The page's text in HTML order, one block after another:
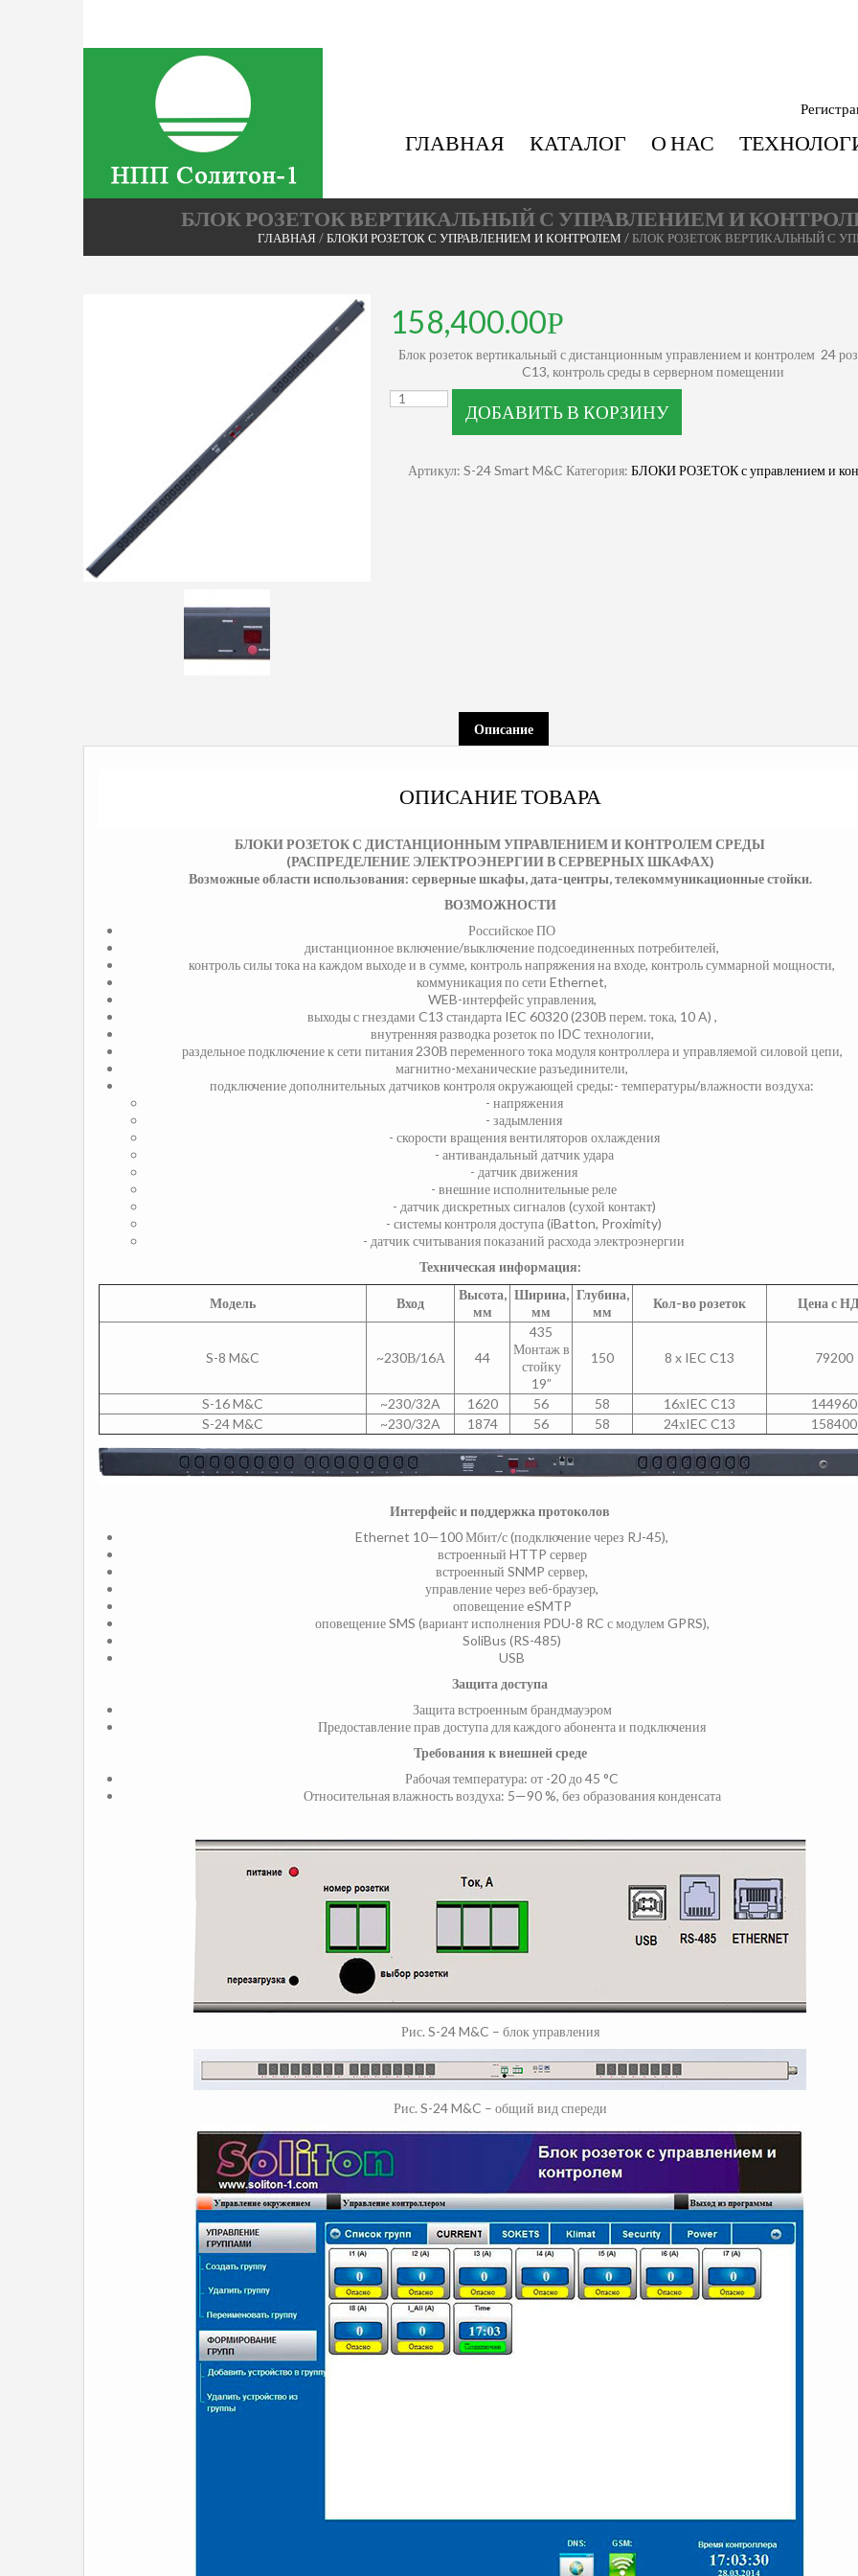
ГЛАВНАЯ КАТАЛОГ О НАС
БЛОК РОЗЕТОК ВЕРТИКАЛЬНЫЙ С УПРАВЛЕНИЕМ И
ГЛАВНАЯ /БЛОКИ РОЗЕТОК С УПРАВЛЕНИЕМ И КОНТРОЛЕМ / БЛОК РОЗЕТОК ВЕРТИКАЛЬНЫЙ С
158,400.00
Блок розеток вертикальный с дистанционным управлением и контролем 24
C13, контроль среды в серверном помещении
ДОБАВИТЬ В КОРЗИНУ
Артикул: S-24 Smart M&C Категория: БЛОКИ РОЗЕТОК с управлением и
Описание
ОПИСАНИЕ ТОВАРА
БЛОКИ РОЗЕТОК С ДИСТАНЦИОННЫМ УПРАВЛЕНИЕМ И КОНТРОЛЕМ СРЕДЫ
(РАСПРЕДЕЛЕНИЕ ЭЛЕКТРОЭНЕРГИИ В СЕРВЕРНЫХ ШКАФАХ)
Возможные области использования: серверные шкафы, дата-центры, телекоммуникационные стойки.
ВОЗМОЖНОСТИ
Российское ПО
дистанционное включение/выключение подсоединенных потребителей,
контроль силы тока на каждом выходе и в сумме, контроль напряжения на входе, контроль суммарной мощности,
коммуникация по сети Ethernet,
WEB-интерфейс управления,
выходы с гнездами C13 стандарта IEC 60320 (230В перем. тока, 10 A) ,
внутренняя разводка розеток по IDC технологии,
раздельное подключение к сети питания 230В переменного тока модуля контроллера и управляемой силовой цепи,
магнитно-механические разъединители,
подключение дополнительных датчиков контроля окружающей среды:- температуры/влажности воздуха:
- напряжения
- задымления
- скорости вращения вентиляторов охлаждения
- антивандальный датчик удара
- датчик движения
- внешние исполнительные реле
- датчик дискретных сигналов (сухой контакт)
- системы контроля доступа (iBatton, Proximity)
- датчик считывания показаний расхода электроэнергии
Техническая информация:
Модель Вход
Высота,
мм
Ширина,
мм
Глубина,
мм
Кол-во розеток Цена с
S-8 M&C ~230В/16А 44
435
Монтаж в
стойку
19”
150 8 x IEC C13 79200
S-16 M&C ~230/32A 1620 56 58 16хIEC C13
144960
S-24 M&C
~230/32A 1874 56 58 24хIEC C13 158400
Интерфейс и поддержка протоколов
Ethernet 10—100 Мбит/с (подключение через RJ-45),
встроенный HTTP сервер
встроенный SNMP сервер,
управление через веб-браузер,
оповещение eSMTP
оповещение SMS (вариант исполнения PDU-8 RC с модулем GPRS),
SoliBus (RS-485)
USB
Защита доступа
Защита встроенным брандмауэром
Предоставление прав доступа для каждого абонента и подключения
Требования к внешней среде
Рабочая температура: от -20 до 45 °C
Относительная влажность воздуха: 5—90 %, без образования конденсата
Рис. S-24 M&C – блок управления
Рис. S-24 M&C – общий вид спереди